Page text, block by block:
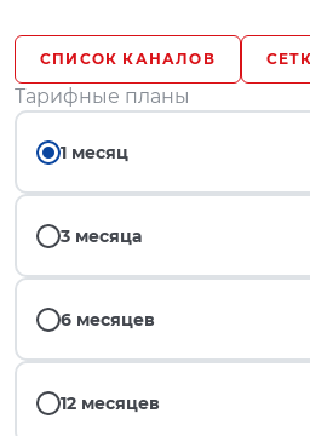
СПИСОК КАНАЛОВ
Тарифные планы
1 месяц
3 месяца
6 месяцев
12 месяцев